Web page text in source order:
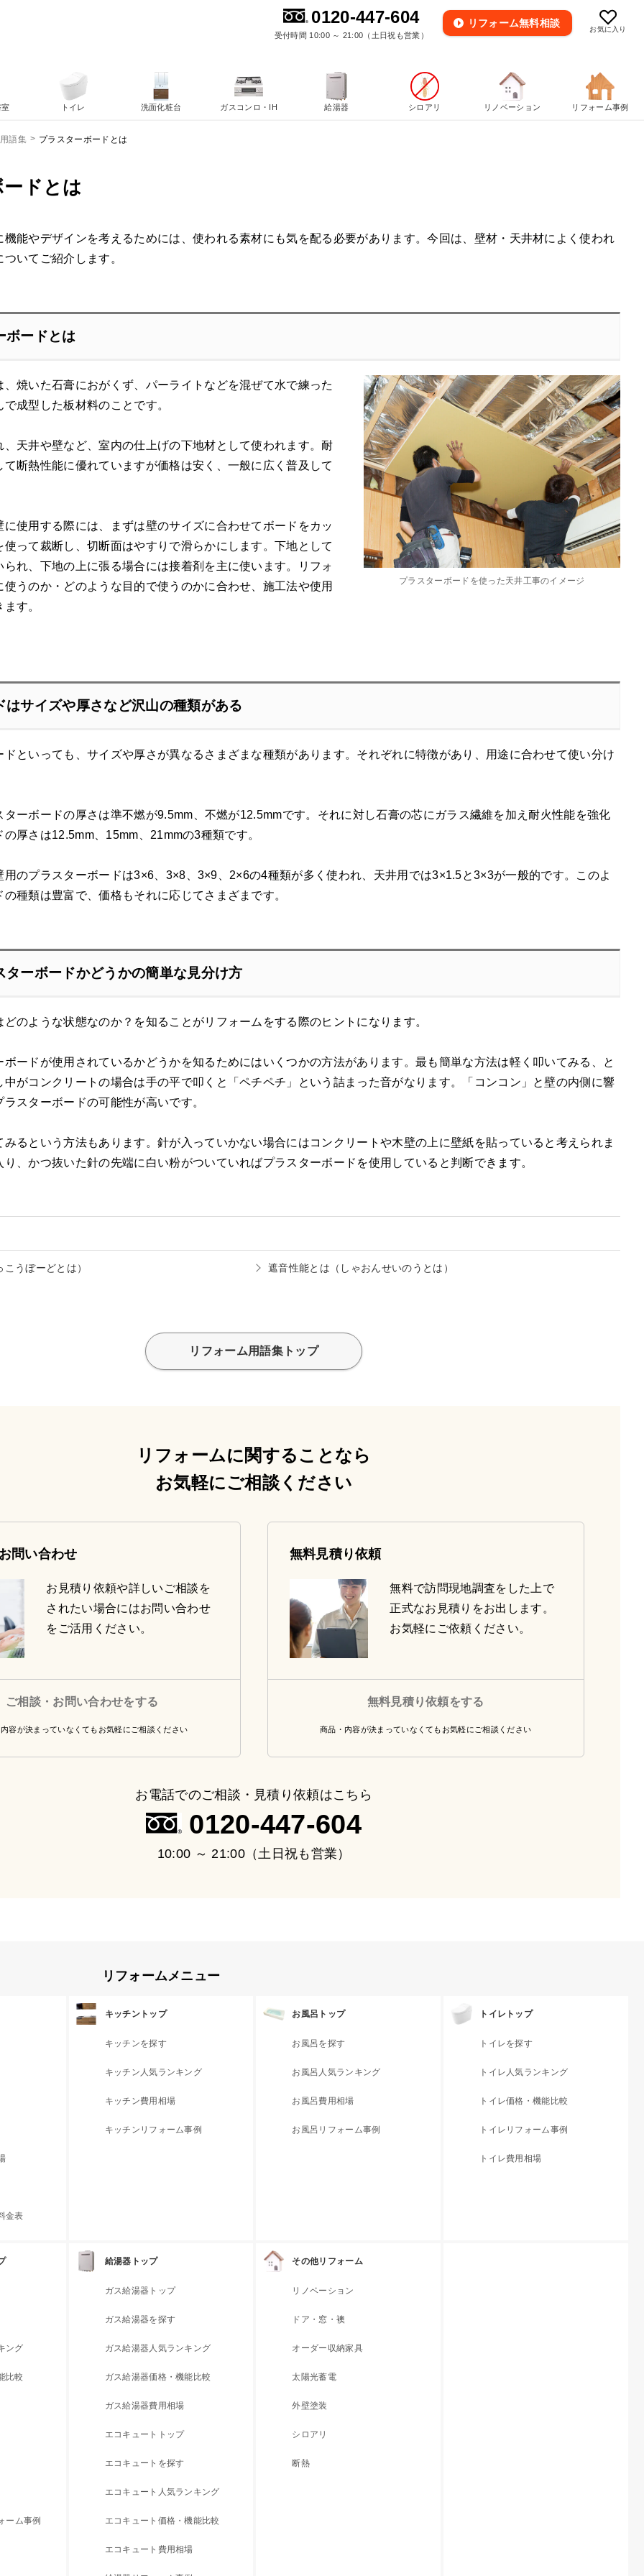
お気に入り
0120-447-604
受付時間 10:00 ～ 21:00（土日祝も営業）
リフォーム無料相談
語集 プラスターボードとは
ドとは
機能やデザインを考えるためには、使われる素材にも気を配る必要があります。今回は、壁材・天井材によく使われ
いてご紹介します。
ボードとは
プラスターボードを使った天井工事のイメージ
焼いた石膏におがくず、パーライトなどを混ぜて水で練った
成型した板材料のことです。
、天井や壁など、室内の仕上げの下地材として使われます。耐
断熱性能に優れていますが価格は安く、一般に広く普及して
使用する際には、まずは壁のサイズに合わせてボードをカッ
って裁断し、切断面はやすりで滑らかにします。下地として
れ、下地の上に張る場合には接着剤を主に使います。リフォ
うのか・どのような目的で使うのかに合わせ、施工法や使用
す。
はサイズや厚さなど沢山の種類がある
ドといっても、サイズや厚さが異なるさまざまな種類があります。それぞれに特徴があり、用途に合わせて使い分け
ターボードの厚さは準不燃が9.5mm、不燃が12.5mmです。それに対し石膏の芯にガラス繊維を加え耐火性能を強化
厚さは12.5mm、15mm、21mmの3種類です。
用のプラスターボードは3×6、3×8、3×9、2×6の4種類が多く使われ、天井用では3×1.5と3×3が一般的です。このよ
種類は豊富で、価格もそれに応じてさまざまです。
ターボードかどうかの簡単な見分け方
のような状態なのか？を知ることがリフォームをする際のヒントになります。
ードが使用されているかどうかを知るためにはいくつかの方法があります。最も簡単な方法は軽く叩いてみる、と
中がコンクリートの場合は手の平で叩くと「ペチペチ」という詰まった音がなります。「コンコン」と壁の内側に響
スターボードの可能性が高いです。
るという方法もあります。針が入っていかない場合にはコンクリートや木壁の上に壁紙を貼っていると考えられま
、かつ抜いた針の先端に白い粉がついていればプラスターボードを使用していると判断できます。
こうぼーどとは） 遮音性能とは （しゃおんせいのうとは）
リフォーム用語集トップ
リフォームに関することなら
お気軽にご相談ください
問い合わせ
お見積り依頼や詳しいご相談を
されたい場合にはお問い合わせ
をご活用ください。
ご相談・お問い合わせをする
容が決まっていなくてもお気軽にご相談ください
無料見積り依頼
無料で訪問現地調査をした上で
正式なお見積りをお出します。
お気軽にご依頼ください。
無料見積り依頼をする
商品・内容が決まっていなくてもお気軽にご相談ください
お電話でのご相談・見積り依頼はこちら
0120-447-604
10:00 ～ 21:00（土日祝も営業）
室 トイレ 洗面化粧台 ガスコンロ・IH 給湯器 シロアリ リノベーション リフォーム事例
リフォームメニュー
金表
キッチントップ
キッチンを探す
キッチン人気ランキング
キッチン費用相場
キッチンリフォーム事例
お風呂トップ
お風呂を探す
お風呂人気ランキング
お風呂費用相場
お風呂リフォーム事例
トイレトップ
トイレを探す
トイレ人気ランキング
トイレ価格・機能比較
トイレリフォーム事例
トイレ費用相場
ング
比較
ーム事例
給湯器トップ
ガス給湯器トップ
ガス給湯器を探す
ガス給湯器人気ランキング
ガス給湯器価格・機能比較
ガス給湯器費用相場
エコキュートトップ
エコキュートを探す
エコキュート人気ランキング
エコキュート価格・機能比較
エコキュート費用相場
その他リフォーム
リノベーション
ドア・窓・襖
オーダー収納家具
太陽光蓄電
外壁塗装
シロアリ
断熱